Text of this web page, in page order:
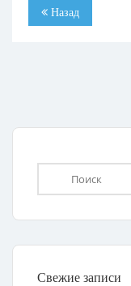
Назад
Свежие записи